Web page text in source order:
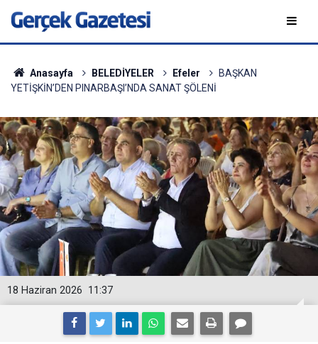
Anasayfa BELEDİYELER Efeler
BAŞKAN
YETİŞKİN’DEN PINARBAŞI’NDA SANAT ŞÖLENİ
11:37
18 Haziran 2026